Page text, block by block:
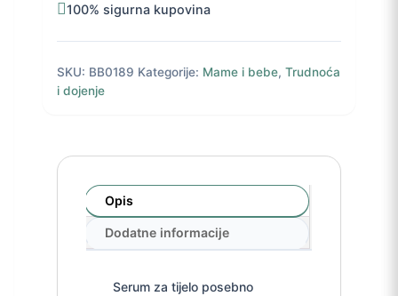
100% sigurna kupovina
SKU: BB0189 Kategorije: Mame i bebe, Trudnoća
i dojenje
Opis
Dodatne informacije
Serum za tijelo posebno